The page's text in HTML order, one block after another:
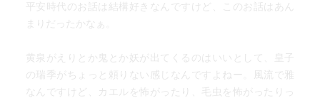
平安時代のお話は結構好きなんですけど、このお話はあん
まりだったかなぁ。
黄泉がえりとか鬼とか妖が出てくるのはいいとして、皇子
の瑞季がちょっと頼りない感じなんですよねー。風流で雅
なんですけど、カエルを怖がったり、毛虫を怖がったりっ